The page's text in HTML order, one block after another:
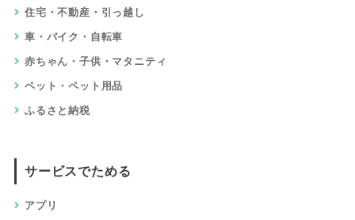
住宅・不動産・引っ越し
車・バイク・自転車
赤ちゃん・子供・マタニティ
ペット・ペット用品
ふるさと納税
サービスでためる
アプリ